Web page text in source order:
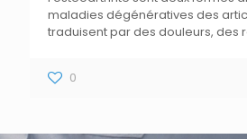
maladies dégénératives des
traduisent par des douleurs, des
0